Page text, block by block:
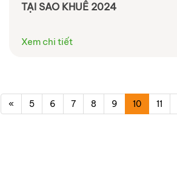
TẠI SAO KHUÊ 2024
Xem chi tiết
« 5 6 7 8 9 10 11